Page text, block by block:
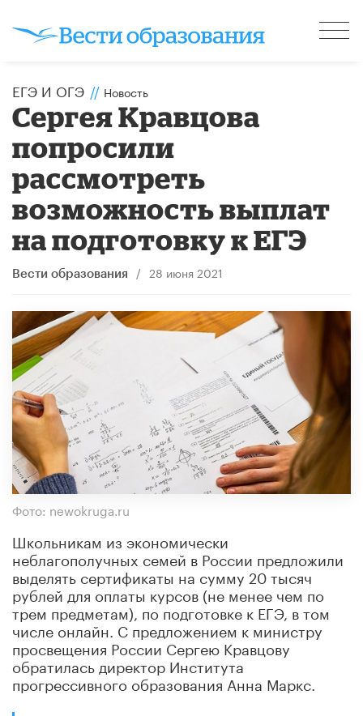
ЕГЭ И ОГЭ // Новость
Сергея Кравцова
попросили
рассмотреть
возможность выплат
на подготовку к ЕГЭ
Вести образования / 28 июня 2021
Фото: newokruga.ru
Школьникам из экономически
неблагополучных семей в России предложили
выделять сертификаты на сумму 20 тысяч
рублей для оплаты курсов (не менее чем по
трем предметам), по подготовке к ЕГЭ, в том
числе онлайн. С предложением к министру
просвещения России Сергею Кравцову
обратилась директор Института
прогрессивного образования Анна Маркс.